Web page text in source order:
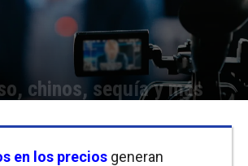
chinos, sequía y más
en los precios generan